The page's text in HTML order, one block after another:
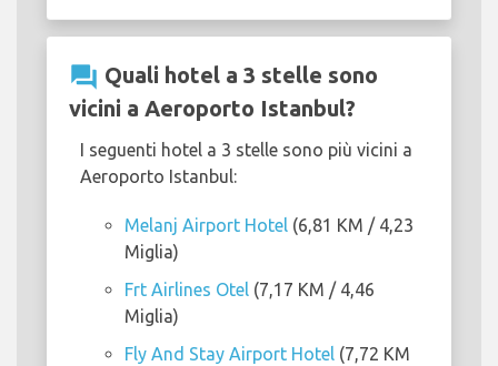
question_answer Quali hotel a 3 stelle sono
vicini a Aeroporto Istanbul?
I seguenti hotel a 3 stelle sono più vicini a
Aeroporto Istanbul:
Melanj Airport Hotel (6,81 KM / 4,23
Miglia)
Frt Airlines Otel (7,17 KM / 4,46
Miglia)
Fly And Stay Airport Hotel (7,72 KM